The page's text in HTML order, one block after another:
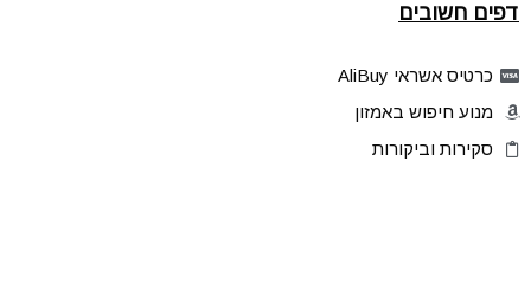
דפים חשובים
כרטיס אשראי AliBuy
מנוע חיפוש באמזון
סקירות וביקורות